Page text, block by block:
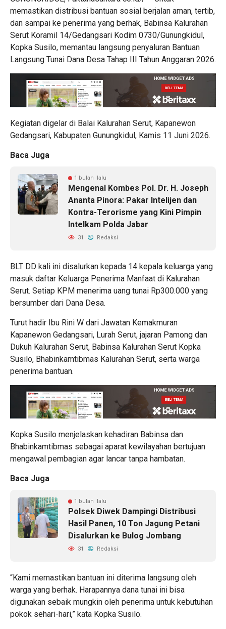
memastikan distribusi bantuan sosial berjalan aman, tertib,
dan sampai ke penerima yang berhak, Babinsa Kalurahan
Serut Koramil 14/Gedangsari Kodim 0730/Gunungkidul,
Kopka Susilo, memantau langsung penyaluran Bantuan
Langsung Tunai Dana Desa Tahap III Tahun Anggaran 2026.
Kegiatan digelar di Balai Kalurahan Serut, Kapanewon
Gedangsari, Kabupaten Gunungkidul, Kamis 11 Juni 2026.
Baca Juga
1 bulan lalu
Mengenal Kombes Pol. Dr. H. Joseph
Ananta Pinora: Pakar Intelijen dan
Kontra-Terorisme yang Kini Pimpin
Intelkam Polda Jabar
31 Redaksi
BLT DD kali ini disalurkan kepada 14 kepala keluarga yang
masuk daftar Keluarga Penerima Manfaat di Kalurahan
Serut. Setiap KPM menerima uang tunai Rp300.000 yang
bersumber dari Dana Desa.
Turut hadir Ibu Rini W dari Jawatan Kemakmuran
Kapanewon Gedangsari, Lurah Serut, jajaran Pamong dan
Dukuh Kalurahan Serut, Babinsa Kalurahan Serut Kopka
Susilo, Bhabinkamtibmas Kalurahan Serut, serta warga
penerima bantuan.
Kopka Susilo menjelaskan kehadiran Babinsa dan
Bhabinkamtibmas sebagai aparat kewilayahan bertujuan
mengawal pembagian agar lancar tanpa hambatan.
Baca Juga
1 bulan lalu
Polsek Diwek Dampingi Distribusi
Hasil Panen, 10 Ton Jagung Petani
Disalurkan ke Bulog Jombang
31 Redaksi
“Kami memastikan bantuan ini diterima langsung oleh
warga yang berhak. Harapannya dana tunai ini bisa
digunakan sebaik mungkin oleh penerima untuk kebutuhan
pokok sehari-hari,” kata Kopka Susilo.